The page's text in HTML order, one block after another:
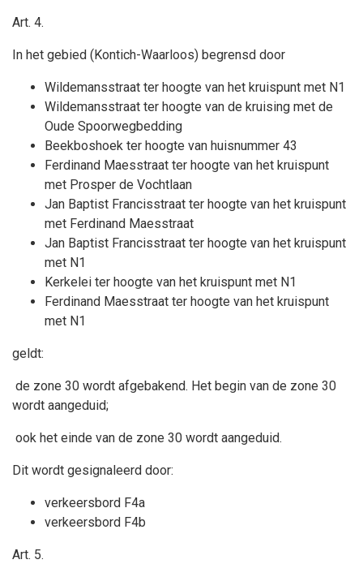
Art. 4.
In het gebied (Kontich-Waarloos) begrensd door
Wildemansstraat ter hoogte van het kruispunt met N1
Wildemansstraat ter hoogte van de kruising met de
Oude Spoorwegbedding
Beekboshoek ter hoogte van huisnummer 43
Ferdinand Maesstraat ter hoogte van het kruispunt
met Prosper de Vochtlaan
Jan Baptist Francisstraat ter hoogte van het kruispunt
met Ferdinand Maesstraat
Jan Baptist Francisstraat ter hoogte van het kruispunt
met N1
Kerkelei ter hoogte van het kruispunt met N1
Ferdinand Maesstraat ter hoogte van het kruispunt
met N1
geldt:
de zone 30 wordt afgebakend. Het begin van de zone 30
wordt aangeduid;
ook het einde van de zone 30 wordt aangeduid.
Dit wordt gesignaleerd door:
verkeersbord F4a
verkeersbord F4b
Art. 5.